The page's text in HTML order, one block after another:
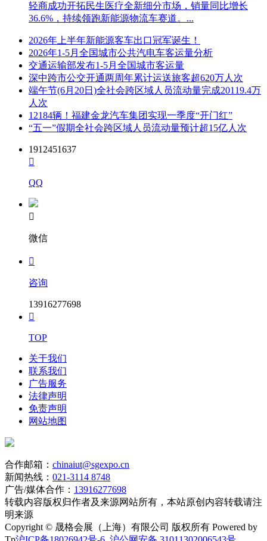
轻商成功开拓民生医疗全新细分市场，销量同比增长
36.6%，持续领跑新能源物流车赛道。...
2026年上半年新能源客车出口冠军诞生！
2026年1-5月全国城市公共汽电车客运量分析
交通运输部发布1-5月全国城市客运量
深中跨市公交开通两周年累计运送旅客超620万人次
端午节(6月20日)全社会跨区域人员流动量完成20119.4万
人次
12184辆！福建金龙汽车集团实现一季度“开门红”
“五一”假期全社会跨区域人员流动量预计超15亿人次
1912451637

QQ

微信

咨询
13916277698

TOP
关于我们
联系我们
广告服务
法律声明
免责声明
网站地图
合作邮箱： chinaiut@sgexpo.cn
新闻热线： 021-3114 8748
广告/媒体合作： 13916277698
转载内容版权归作者及来源网站所有，本站原创内容转载请注
明来源
Copyright © 晟格会展（上海）有限公司 版权所有 Powered by